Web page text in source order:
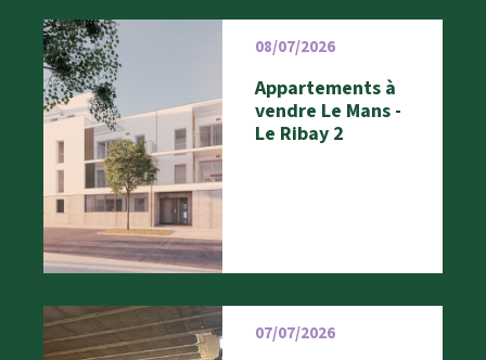
08/07/2026
Appartements à
vendre Le Mans -
Le Ribay 2
07/07/2026